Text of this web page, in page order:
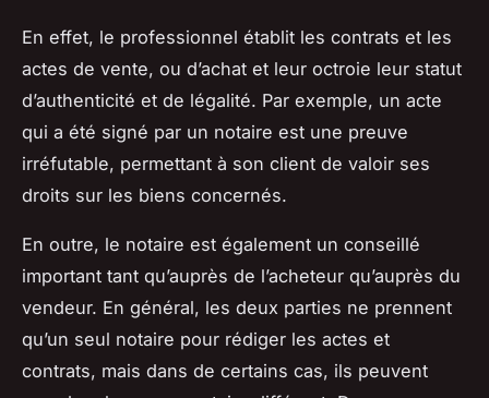
En effet, le professionnel établit les contrats et les
actes de vente, ou d’achat et leur octroie leur statut
d’authenticité et de légalité. Par exemple, un acte
qui a été signé par un notaire est une preuve
irréfutable, permettant à son client de valoir ses
droits sur les biens concernés.
En outre, le notaire est également un conseillé
important tant qu’auprès de l’acheteur qu’auprès du
vendeur. En général, les deux parties ne prennent
qu’un seul notaire pour rédiger les actes et
contrats, mais dans de certains cas, ils peuvent